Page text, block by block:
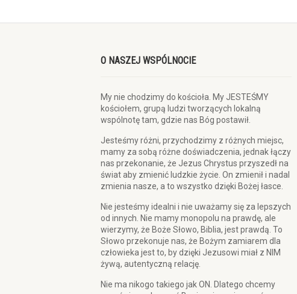
O NASZEJ WSPÓLNOCIE
My nie chodzimy do kościoła. My JESTEŚMY
kościołem, grupą ludzi tworzących lokalną
wspólnotę tam, gdzie nas Bóg postawił.
Jesteśmy różni, przychodzimy z różnych miejsc,
mamy za sobą różne doświadczenia, jednak łączy
nas przekonanie, że Jezus Chrystus przyszedł na
świat aby zmienić ludzkie życie. On zmienił i nadal
zmienia nasze, a to wszystko dzięki Bożej łasce.
Nie jesteśmy idealni i nie uważamy się za lepszych
od innych. Nie mamy monopolu na prawdę, ale
wierzymy, że Boże Słowo, Biblia, jest prawdą. To
Słowo przekonuje nas, że Bożym zamiarem dla
człowieka jest to, by dzięki Jezusowi miał z NIM
żywą, autentyczną relację.
Nie ma nikogo takiego jak ON. Dlatego chcemy